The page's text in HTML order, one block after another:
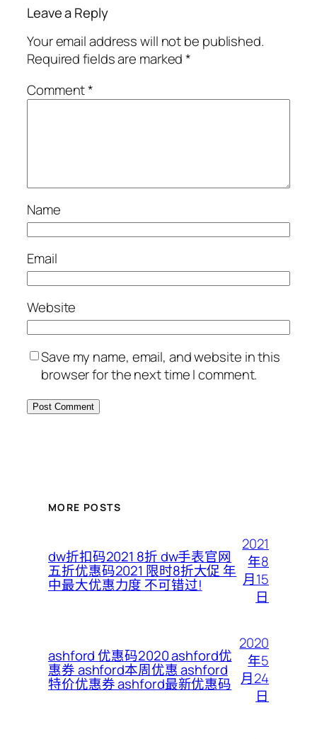
Leave a Reply
Your email address will not be published.
Required fields are marked*
Comment*
Name
Email
Website
Save my name, email, and website in this
browser for the next time I comment.
MORE POSTS
dw折扣码2021 8折 dw手表官网
五折优惠码2021 限时8折大促 年
中最大优惠力度 不可错过!
2021
年8
月15
日
ashford 优惠码2020 ashford优
惠券 ashford本周优惠 ashford
特价优惠券 ashford最新优惠码
2020
年5
月24
日